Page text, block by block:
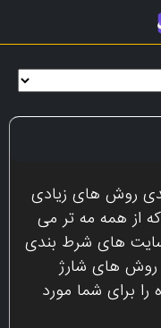
روش های زیادی
از همه مه تر می
های شرط بندی
روش های شارژ
برای شما مورد